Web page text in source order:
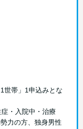
世帯」1申込みとな
・入院中・治療
力の方、独身男性